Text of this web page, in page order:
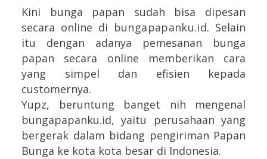
Kini bunga papan sudah bisa dipesan
secara online di bungapapanku.id. Selain
itu dengan adanya pemesanan bunga
papan secara online memberikan cara
yang simpel dan efisien kepada
customernya.
Yupz, beruntung banget nih mengenal
bungapapanku.id, yaitu perusahaan yang
bergerak dalam bidang pengiriman Papan
Bunga ke kota kota besar di Indonesia.